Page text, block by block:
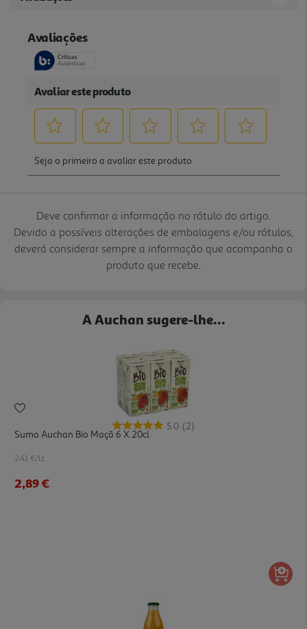
Deve confirmar a informação no rótulo do artigo.
Devido a possíveis alterações de embalagens e/ou rótulos,
deverá considerar sempre a informação que acompanha o
produto que recebe.
A Auchan sugere-lhe...
5.0 (2)
Sumo Auchan Bio Maçã 6 X 20cl
2.41 €/Lt
2,89 €